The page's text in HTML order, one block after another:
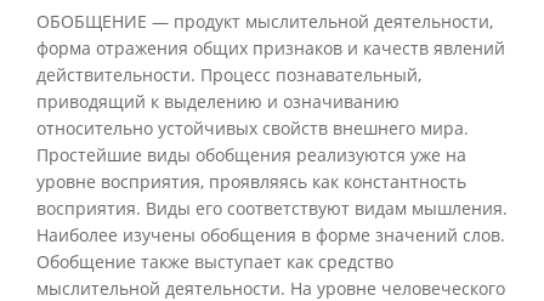
ОБОБЩЕНИЕ — продукт мыслительной деятельности,
форма отражения общих признаков и качеств явлений
действительности. Процесс познавательный,
приводящий к выделению и означиванию
относительно устойчивых свойств внешнего мира.
Простейшие виды обобщения реализуются уже на
уровне восприятия, проявляясь как константность
восприятия. Виды его соответствуют видам мышления.
Наиболее изучены обобщения в форме значений слов.
Обобщение также выступает как средство
мыслительной деятельности. На уровне человеческого